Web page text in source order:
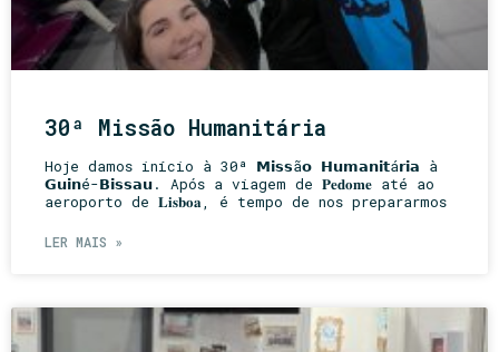
30ª Missão Humanitária
Hoje damos início à 30ª 𝗠𝗶𝘀𝘀ã𝗼 𝗛𝘂𝗺𝗮𝗻𝗶𝘁á𝗿𝗶𝗮 à
𝗚𝘂𝗶𝗻é-𝗕𝗶𝘀𝘀𝗮𝘂. Após a viagem de 𝐏𝐞𝐝𝐨𝐦𝐞 até ao
aeroporto de 𝐋𝐢𝐬𝐛𝐨𝐚, é tempo de nos prepararmos
LER MAIS »